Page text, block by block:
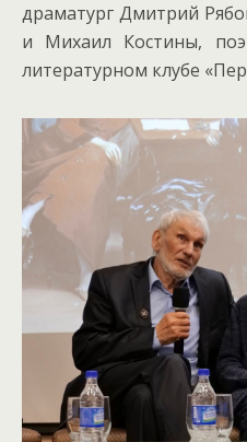
драматург Дмитрий
и Михаил Костины,
литературном клубе